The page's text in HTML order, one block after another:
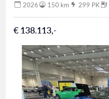
2026 150 km 299 PK
€ 138.113,-